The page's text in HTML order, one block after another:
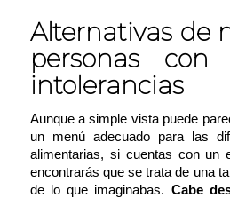
Alternativas de
personas
intolerancias
Aunque a simple vista puede
un menú adecuado para las
alimentarias, si cuentas con un
encontrarás que se trata de una
de lo que imaginabas. Cabe